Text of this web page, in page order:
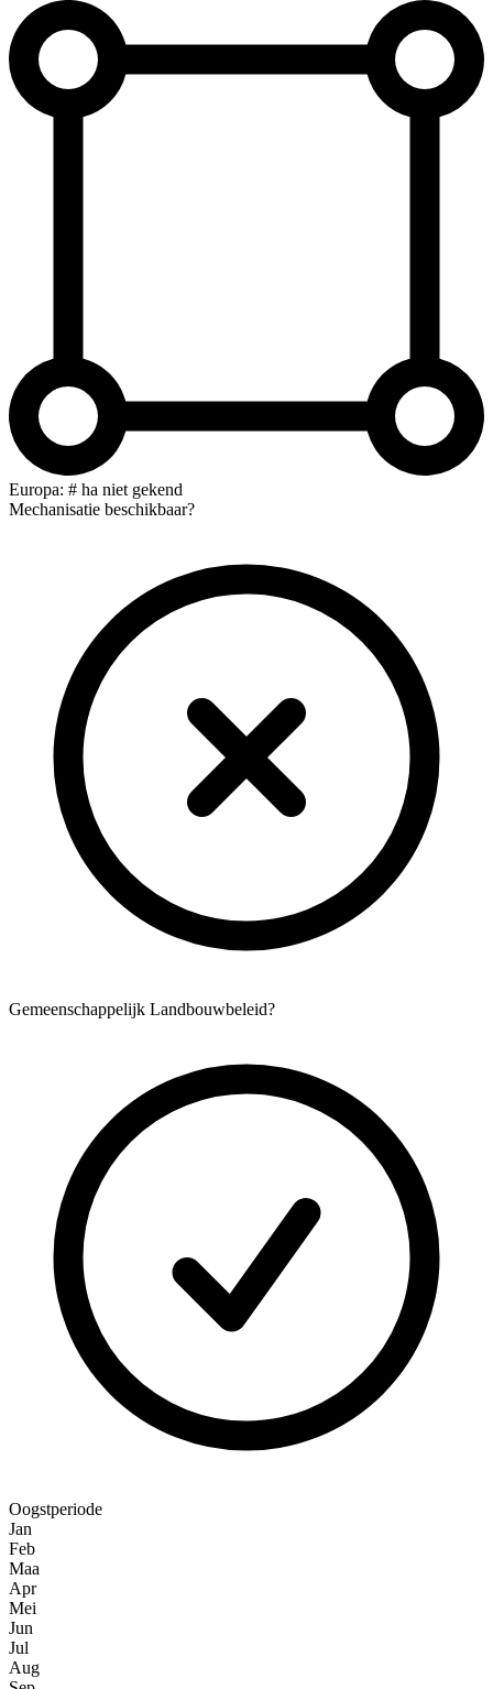
Europa: # ha niet gekend
Mechanisatie beschikbaar?
Gemeenschappelijk Landbouwbeleid?
Oogstperiode
Jan
Feb
Maa
Apr
Mei
Jun
Jul
Aug